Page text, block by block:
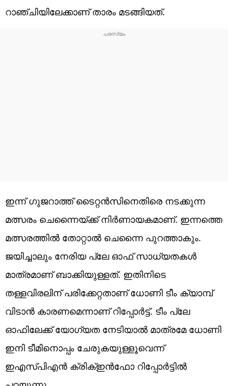
റാഞ്ചിയിലേക്കാണ് താരം മടങ്ങിയത്.
ഇന്ന് ഗുജറാത്ത് ടൈറ്റന്‍സിനെതിരെ നടക്കുന്ന
മത്സരം ചെന്നൈയ്ക്ക് നിര്‍ണായകമാണ്. ഇന്നത്തെ
മത്സരത്തില്‍ തോറ്റാല്‍ ചെന്നൈ പുറത്താകും.
ജയിച്ചാലും നേരിയ പ്ലേ ഓഫ് സാധ്യതകള്‍
മാത്രമാണ് ബാക്കിയുള്ളത്. ഇതിനിടെ
തള്ളവിരലിന് പരിക്കേറ്റതാണ് ധോണി ടീം ക്യാമ്പ്
വിടാന്‍ കാരണമെന്നാണ് റിപ്പോര്‍ട്ട്. ടീം പ്ലേ
ഓഫിലേക്ക് യോഗ്യത നേടിയാൽ മാത്രമേ ധോണി
ഇനി ടീമിനൊപ്പം ചേരുകയുള്ളൂവെന്ന്
ഇഎസ്പിഎൻ ക്രിക്ഇൻഫോ റിപ്പോർട്ടിൽ